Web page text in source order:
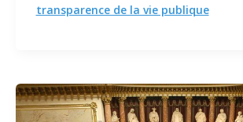
transparence de la vie publique